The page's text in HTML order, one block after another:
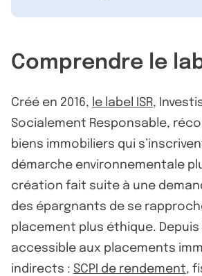
Comprendre le
Créé en 2016, le label ISR,
Socialement Responsable,
biens immobiliers qui
démarche environnementale
création fait suite à une
des épargnants de se
placement plus éthique. Depuis
accessible aux placements
indirects : SCPI de rendement,